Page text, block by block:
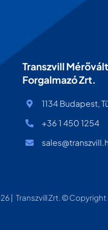
Transzvill
Forgalmazó Zrt.
1134 Budapest,
+36 1 450 1254
| Transzvill Zrt. ©